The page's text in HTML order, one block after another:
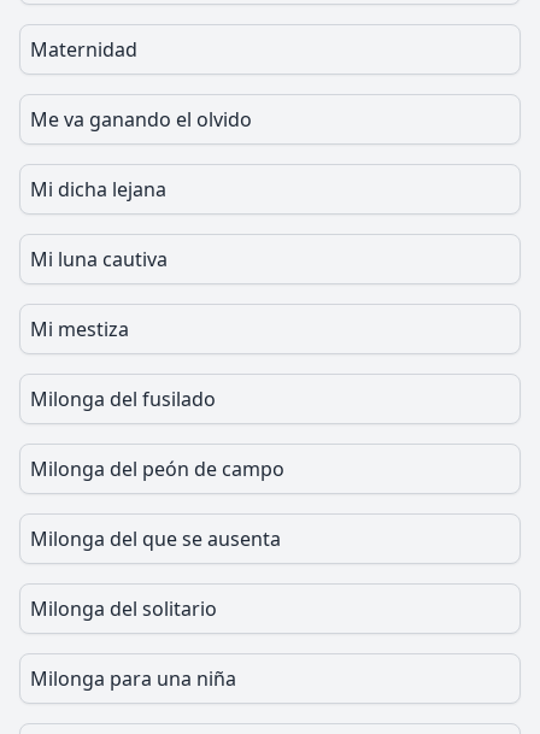
Maternidad
Me va ganando el olvido
Mi dicha lejana
Mi luna cautiva
Mi mestiza
Milonga del fusilado
Milonga del peón de campo
Milonga del que se ausenta
Milonga del solitario
Milonga para una niña